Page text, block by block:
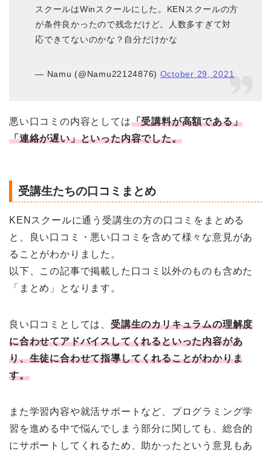
スクールはWinスクールにした。KENスクールの方
が条件良かったので残念だけど。人数多すぎて対
応できてないのかな？自分だけかな
— Namu (@Namu22124876) October 29, 2021
悪い口コミの内容としては「受講料が高額である」
「連絡が遅い」といった内容でした。
受講生たちの口コミまとめ
KENスクールに通う受講生の方の口コミをまとめる
と、良い口コミ・悪い口コミを含めて様々な意見があ
ることがわかりました。
以下、この記事で掲載した口コミ以外のものも含めた
「まとめ」となります。
良い口コミとしては、 受講生のカリキュラムの理解度
に合わせてアドバイスしてくれるといった内容があ
り、生徒に合わせて指導してくれることがわかりま
す。
また学習内容や就活サポートなど、プログラミング学
習を進める中で悩んでしまう部分に関しても、総合的
にサポートしてくれるため、助かったという意見もあ